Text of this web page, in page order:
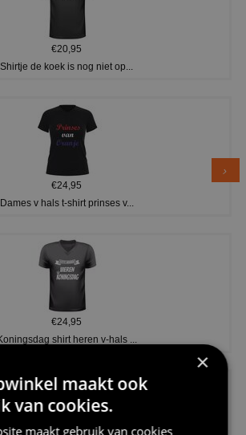
€20,95
Shirtje de koek is nog niet op...
€24,95
Dames v hals t-shirt prinses v...
€24,95
shirt heren v-hals ...
×
maakt ook
van cookies.
maakt gebruik van cookies